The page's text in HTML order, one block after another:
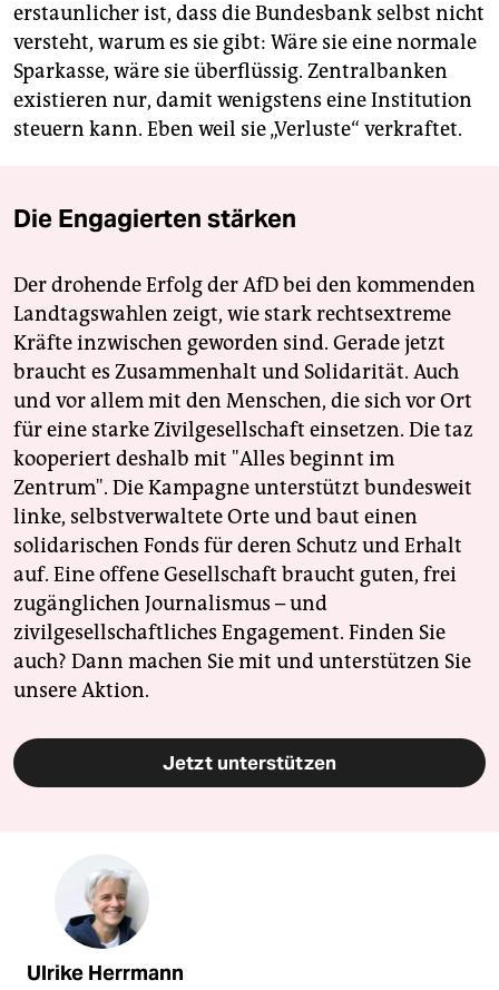
erstaunlicher ist, dass die Bundesbank selbst nicht
versteht, warum es sie gibt: Wäre sie eine normale
Sparkasse, wäre sie überflüssig. Zentralbanken
existieren nur, damit wenigstens eine Institution
steuern kann. Eben weil sie „Verluste“ verkraftet.
Die Engagierten stärken
Der drohende Erfolg der AfD bei den kommenden
Landtagswahlen zeigt, wie stark rechtsextreme
Kräfte inzwischen geworden sind. Gerade jetzt
braucht es Zusammenhalt und Solidarität. Auch
und vor allem mit den Menschen, die sich vor Ort
für eine starke Zivilgesellschaft einsetzen. Die taz
kooperiert deshalb mit "Alles beginnt im
Zentrum". Die Kampagne unterstützt bundesweit
linke, selbstverwaltete Orte und baut einen
solidarischen Fonds für deren Schutz und Erhalt
auf. Eine offene Gesellschaft braucht guten, frei
zugänglichen Journalismus – und
zivilgesellschaftliches Engagement. Finden Sie
auch? Dann machen Sie mit und unterstützen Sie
unsere Aktion.
Jetzt unterstützen
Ulrike Herrmann